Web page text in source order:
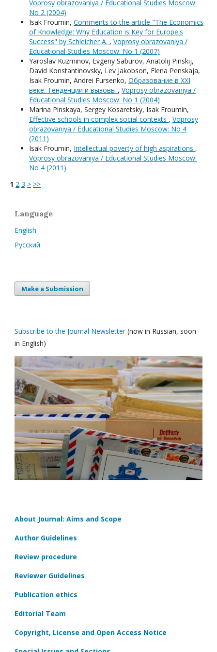
Voprosy obrazovaniya / Educational Studies Moscow:
No 2 (2004)
Isak Froumin, Comments to the article "The Economics
of Knowledge: Why Education is Key for Europe's
Success" by Schleicher A. , Voprosy obrazovaniya /
Educational Studies Moscow: No 1 (2007)
Yaroslav Kuzminov, Evgeny Saburov, Anatolij Pinskij,
David Konstantinovsky, Lev Jakobson, Elena Penskaja,
Isak Froumin, Andrei Fursenko, Образование в XXI
веке. Тенденции и вызовы , Voprosy obrazovaniya /
Educational Studies Moscow: No 1 (2004)
Мarina Pinskaya, Sergey Kosaretsky, Isak Froumin,
Effective schools in complex social contexts , Voprosy
obrazovaniya / Educational Studies Moscow: No 4
(2011)
Isak Froumin, Intellectual poverty of high aspirations ,
Voprosy obrazovaniya / Educational Studies Moscow:
No 4 (2011)
1 2 3 > >>
Language
English
Русский
Make a Submission
Subscribe to the Journal Newsletter(now in Russian, soon
in English)
About Journal: Aims and Scope
Author Guidelines
Review procedure
Reviewer Guidelines
Publication ethics
Editorial Team
Copyright, License and Open Access Notice